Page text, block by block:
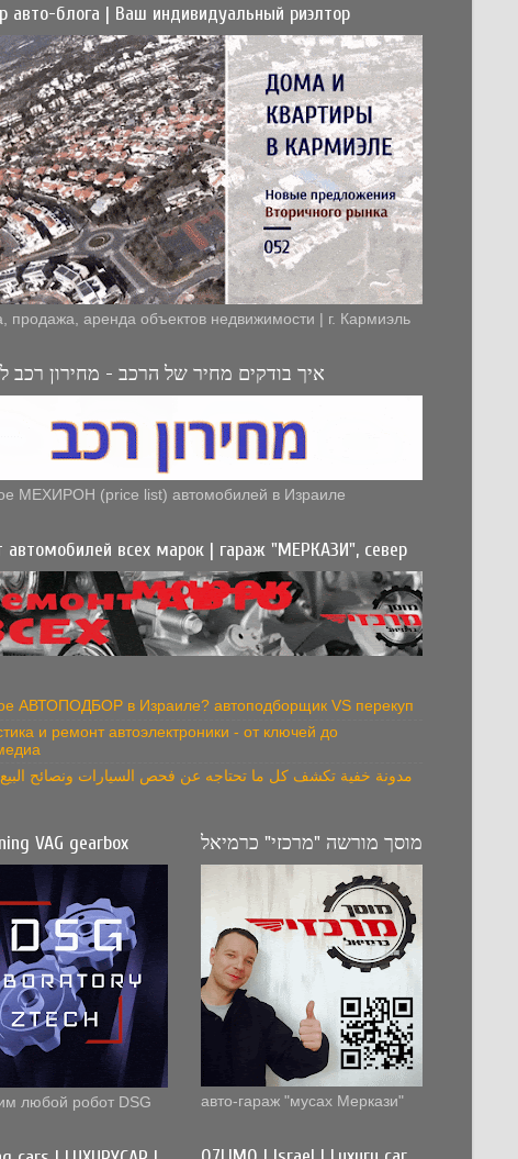
авто-блога | Ваш индивидуальный риэлтор
продажа, аренда объектов недвижимости | г. Кармиэль
איך בודקים מחיר של הרכב - מחירון רכב
МЕХИРОН (price list) автомобилей в Израиле
автомобилей всех марок | гараж "МЕРКАЗИ", север
АВТОПОДБОР в Израиле? автоподборщик VS перекуп
и ремонт автоэлектроники - от ключей до
مدونة خفية تكشف كل ما تحتاجه عن فحص السيارات ونصائح البيع
VAG gearbox
любой робот DSG
מוסך מורשה "מרכזי" כרמיאל
авто-гараж "мусах Меркази"